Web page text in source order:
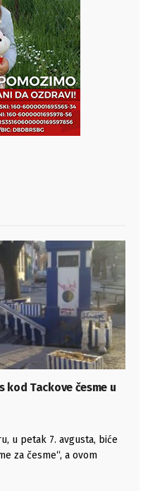
kod Tackove česme u
u petak 7. avgusta, biće
za česme“, a ovom